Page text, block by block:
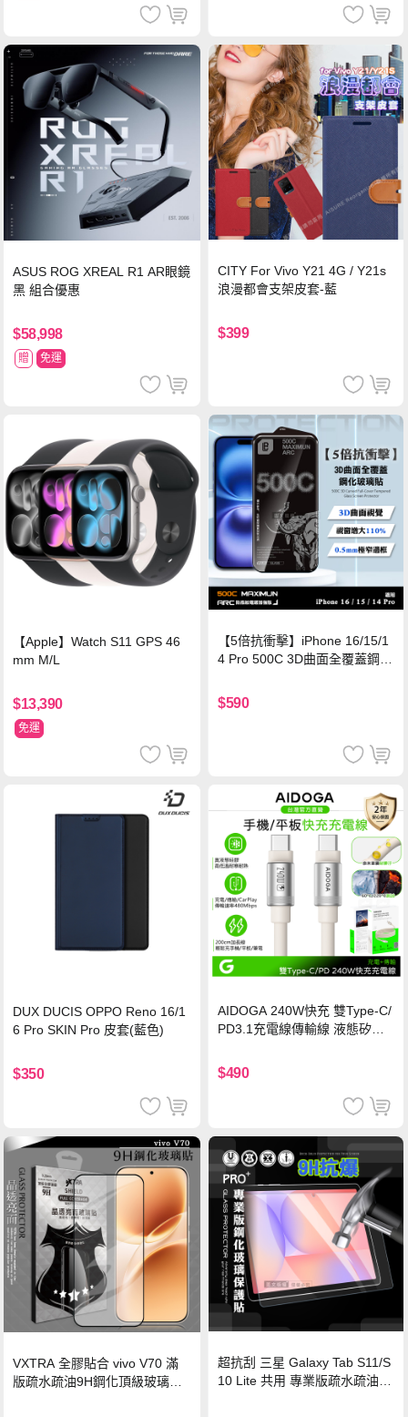
ASUS ROG XREAL R1 AR眼鏡
黑 組合優惠
$58,998
贈 免運
CITY For Vivo Y21 4G / Y21s
浪漫都會支架皮套-藍
$399
【Apple】Watch S11 GPS 46
mm M/L
$13,390
免運
【5倍抗衝擊】iPhone 16/15/1
4 Pro 500C 3D曲面全覆蓋鋼化
保護貼
$590
DUX DUCIS OPPO Reno 16/1
6 Pro SKIN Pro 皮套(藍色)
$350
AIDOGA 240W快充 雙Type-C/
PD3.1充電線傳輸線 液態矽膠
機/平板/筆電
$490
VXTRA 全膠貼合 vivo V70 滿
版疏水疏油9H鋼化頂級玻璃貼
超抗刮 三星 Galaxy Tab S11/S
10 Lite 共用 專業版疏水疏油9